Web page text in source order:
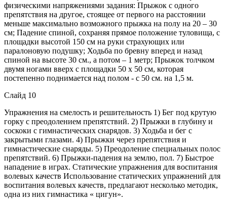
физическими напряжениями задания: Прыжок с одного
препятствия на другое, стоящее от первого на расстоянии
меньше максимально возможного прыжка на полу на 20 – 30
см; Падение спиной, сохраняя прямое положение туловища, с
площадки высотой 150 см на руки страхующих или
паралоновую подушку; Ходьба по бревну вперед и назад
спиной на высоте 30 см., а потом – 1 метр; Прыжок толчком
двумя ногами вверх с площадки 50 х 50 см, которая
постепенно поднимается над полом - с 50 см. на 1,5 м.
Слайд 10
Упражнения на смелость и решительность 1) Бег под крутую
горку с преодолением препятствий. 2) Прыжки в глубину и
соскоки с гимнастических снарядов. 3) Ходьба и бег с
закрытыми глазами. 4) Прыжки через препятствия и
гимнастические снаряды. 5) Преодоление специальных полос
препятствий. 6) Прыжки-падения на землю, пол. 7) Быстрое
нападение в играх. Статические упражнения для воспитания
волевых качеств Использование статических упражнений для
воспитания волевых качеств, предлагают несколько методик,
одна из них гимнастика « цигун».